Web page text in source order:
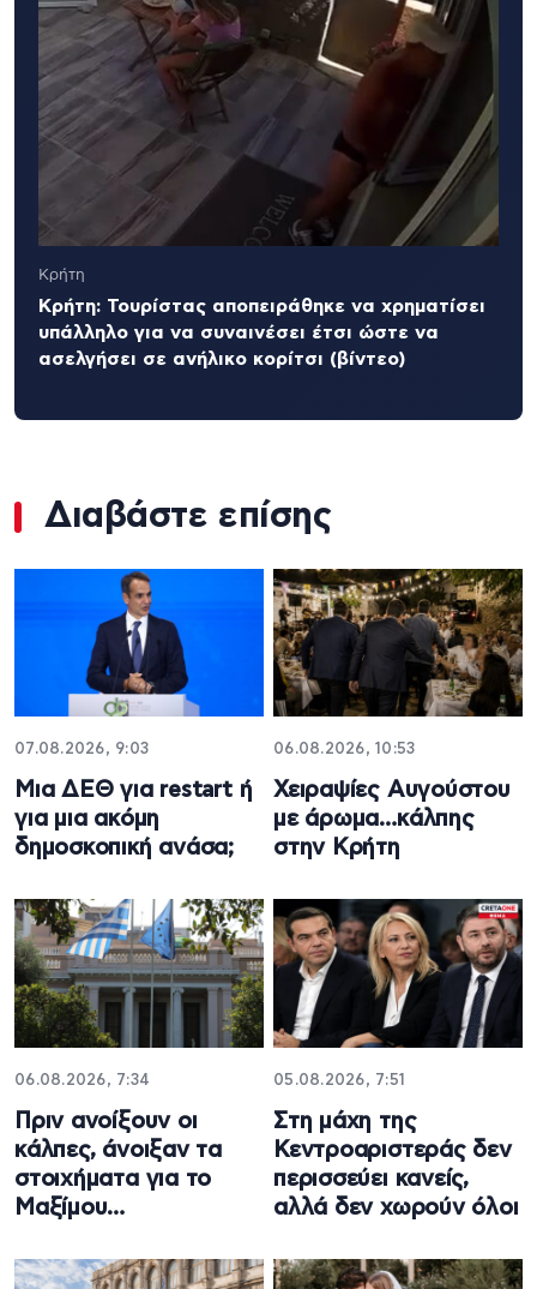
Κρήτη
Κρήτη: Τουρίστας αποπειράθηκε να χρηματίσει
υπάλληλο για να συναινέσει έτσι ώστε να
ασελγήσει σε ανήλικο κορίτσι (βίντεο)
Διαβάστε επίσης
07.08.2026, 9:03
Μια ΔΕΘ για restart ή
για μια ακόμη
δημοσκοπική ανάσα;
06.08.2026, 10:53
Χειραψίες Αυγούστου
με άρωμα…κάλπης
στην Κρήτη
06.08.2026, 7:34
Πριν ανοίξουν οι
κάλπες, άνοιξαν τα
στοιχήματα για το
Μαξίμου…
05.08.2026, 7:51
Στη μάχη της
Κεντροαριστεράς δεν
περισσεύει κανείς,
αλλά δεν χωρούν όλοι